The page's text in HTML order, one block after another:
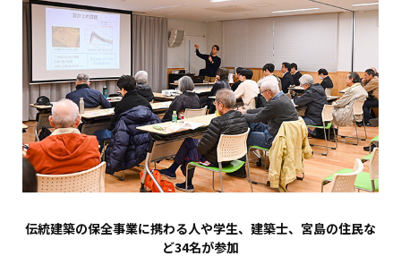
伝統建築の保全事業に携わる人や学生、建築士、宮島の住民な
ど34名が参加